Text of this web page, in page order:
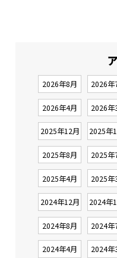
2026年8月 2026年
2026年4月 2026年
2025年12月 2025年
2025年8月 2025年
2025年4月 2025年
2024年12月 2024年
2024年8月 2024年
2024年4月 2024年